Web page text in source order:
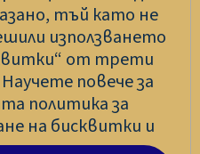
тъй като не
използването
от трети
повече за
политика за
на бисквитки и